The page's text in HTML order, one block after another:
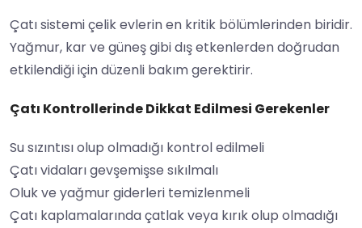
Çatı sistemi çelik evlerin en kritik bölümlerinden biridir.
Yağmur, kar ve güneş gibi dış etkenlerden doğrudan
etkilendiği için düzenli bakım gerektirir.
Çatı Kontrollerinde Dikkat Edilmesi Gerekenler
Su sızıntısı olup olmadığı kontrol edilmeli
Çatı vidaları gevşemişse sıkılmalı
Oluk ve yağmur giderleri temizlenmeli
Çatı kaplamalarında çatlak veya kırık olup olmadığı